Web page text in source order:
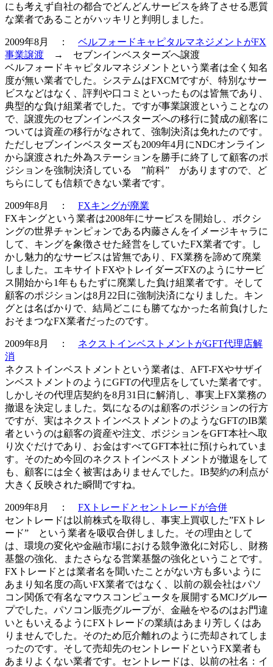
にも考えず自社の都合でどんどんサービスを終了させる悪質
な業者であることがハッキリと判明しました。
2009年8月 ： ベルフォードキャピタルマネジメントがFX
事業譲渡 → セブンインベスターズへ譲渡
ベルフォードキャピタルマネジメントという業者は全く知名
度が無い業者でした。システムはFXCMですが、特別なサー
ビスなどはなく、評判や口コミといったものは皆無であり、
典型的な負け組業者でした。ですが事業譲渡ということなの
で、譲渡先のセブンインベスターズへの移行に賛成の顧客に
ついては資産の移行がなされて、強制決済は免れたのです。
ただしセブンインベスターズも2009年4月にNDCオンライン
から譲渡された外為ステーションを勝手に終了して顧客のポ
ジションを強制決済している ”前科” がありますので、ど
ちらにしても信頼できない業者です。
2009年8月 ： FXキングが廃業
FXキングという業者は2008年にサービスを開始し、ボクシ
ングの世界チャンピォンである内藤さんをイメージキャラに
して、キングを象徴させた経営をしていたFX業者です。し
かし魅力的なサービスは皆無であり、FX業務を諦めて廃業
しました。エキサイトFXやトレイダーズFXのようにサービ
ス開始から1年ももたずに廃業した負け組業者です。そして
顧客のポジションは8月22日に強制決済になりました。キン
グとは名ばかりで、結局どこにも勝てなかった名前負けした
おそまつなFX業者だったのです。
2009年8月 ： ネクストインベストメントがGFT代理店解
消
ネクストインベストメントという業者は、AFT-FXやサザイ
ンベストメントのようにGFTの代理店をしていた業者です。
しかしその代理店契約を8月31日に解消し、事実上FX業務の
撤退を決定しました。気になるのは顧客のポジションの行方
ですが、実はネクストインベストメントのようなGFTのIB業
者というのは顧客の資産や注文、ポジションをGFT本社へ取
り次ぐだけであり、お金はすべてGFT本社に預けられていま
す。そのため今回のネクストインベストメントが撤退をして
も、 顧客には全く被害はありませんでした。IB契約の利点が
大きく反映された瞬間ですね。
2009年8月 ： FXトレードとセントレードが合併
セントレードは以前株式を取得し、事実上買収した”FXトレ
ード” という業者を吸収合併しました。その理由として
は、環境の変化や金融市場における競争激化に対応し、財務
基盤の強化、またさらなる営業基盤の強化ということです。
FXトレードとは業者名を聞いたことがない方も多いように
あまり知名度の高いFX業者ではなく、以前の親会社はパソ
コン関係で有名なマウスコンピュータを展開するMCJグルー
プでした。パソコン販売グループが、金融をやるのはお門違
いともいえるようにFXトレードの業績はあまり芳しくはあ
りませんでした。そのため厄介離れのように売却されてしま
ったのです。そして売却先のセントレードというFX業者も
あまりよくない業者です。セントレードは、以前の社名：イ